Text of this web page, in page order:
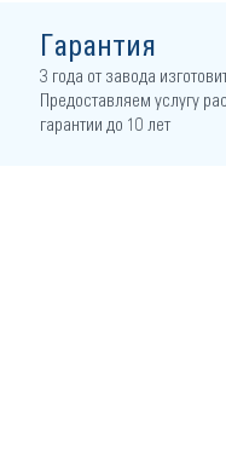
Гарантия
3 года от завода
Предоставляем услугу
гарантии до 10 лет